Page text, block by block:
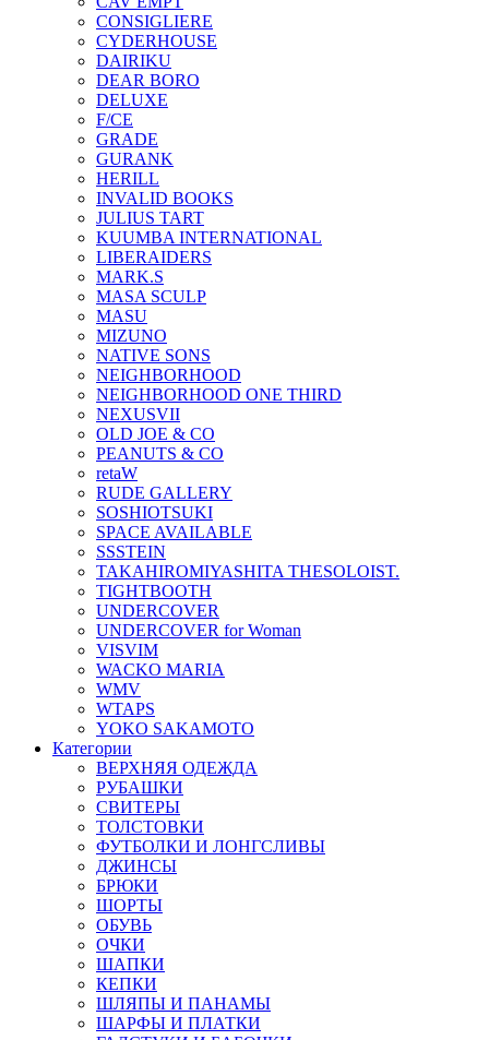
CONSIGLIERE
CYDERHOUSE
DAIRIKU
DEAR BORO
DELUXE
F/CE
GRADE
GURANK
HERILL
INVALID BOOKS
JULIUS TART
KUUMBA INTERNATIONAL
LIBERAIDERS
MARK.S
MASA SCULP
MASU
MIZUNO
NATIVE SONS
NEIGHBORHOOD
NEIGHBORHOOD ONE THIRD
NEXUSVII
OLD JOE & CO
PEANUTS & CO
retaW
RUDE GALLERY
SOSHIOTSUKI
SPACE AVAILABLE
SSSTEIN
TAKAHIROMIYASHITA THESOLOIST.
TIGHTBOOTH
UNDERCOVER
UNDERCOVER for Woman
VISVIM
WACKO MARIA
WMV
WTAPS
YOKO SAKAMOTO
Категории
ВЕРХНЯЯ ОДЕЖДА
РУБАШКИ
СВИТЕРЫ
ТОЛСТОВКИ
ФУТБОЛКИ И ЛОНГСЛИВЫ
ДЖИНСЫ
БРЮКИ
ШОРТЫ
ОБУВЬ
ОЧКИ
ШАПКИ
КЕПКИ
ШЛЯПЫ И ПАНАМЫ
ШАРФЫ И ПЛАТКИ